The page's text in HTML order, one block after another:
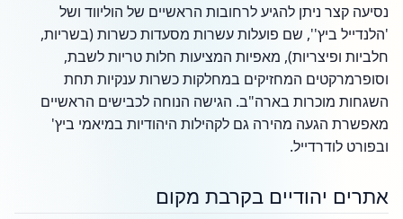
נסיעה קצר ניתן להגיע לרחובות הראשיים של הוליווד ושל
'הלנדייל ביץ'', שם פועלות עשרות מסעדות כשרות (בשריות,
חלביות ופיצריות), מאפיות המציעות חלות טריות לשבת,
וסופרמרקטים המחזיקים במחלקות כשרות ענקיות תחת
השגחות מוכרות בארה"ב. הגישה הנוחה לכבישים הראשיים
מאפשרת הגעה מהירה גם לקהילות היהודיות במיאמי ביץ'
ובפורט לודרדייל.
אתרים יהודיים בקרבת מקום